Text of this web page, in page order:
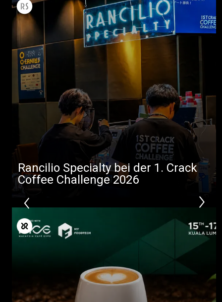
Rancilio Specialty bei der 1. Crack
Coffee Challenge 2026
Mehr